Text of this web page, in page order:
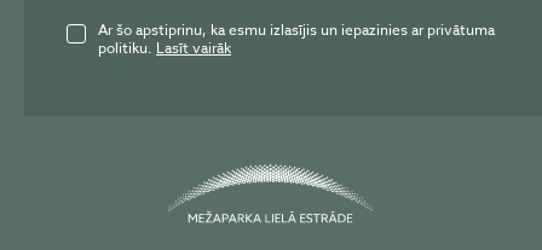
Ar šo apstiprinu, ka esmu izlasījis un iepazinies ar privātuma
politiku. Lasīt vairāk